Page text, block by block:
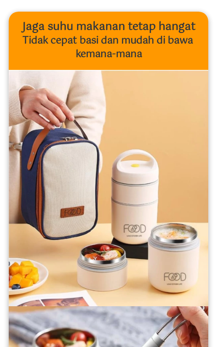
Jaga suhu makanan tetap hangat
Tidak cepat basi dan mudah di bawa
kemana-mana